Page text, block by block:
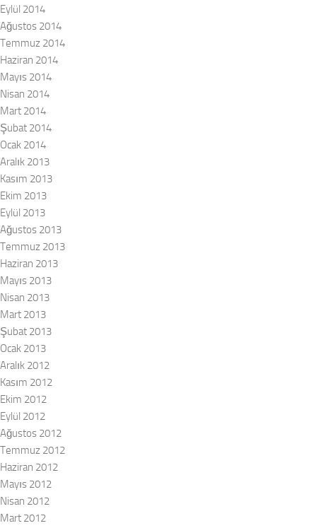
Eylül 2014
Ağustos 2014
Temmuz 2014
Haziran 2014
Mayıs 2014
Nisan 2014
Mart 2014
Şubat 2014
Ocak 2014
Aralık 2013
Kasım 2013
Ekim 2013
Eylül 2013
Ağustos 2013
Temmuz 2013
Haziran 2013
Mayıs 2013
Nisan 2013
Mart 2013
Şubat 2013
Ocak 2013
Aralık 2012
Kasım 2012
Ekim 2012
Eylül 2012
Ağustos 2012
Temmuz 2012
Haziran 2012
Mayıs 2012
Nisan 2012
Mart 2012